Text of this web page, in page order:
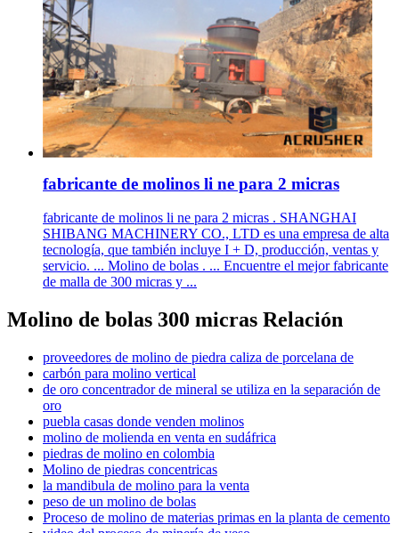
fabricante de molinos li ne para 2 micras
fabricante de molinos li ne para 2 micras . SHANGHAI
SHIBANG MACHINERY CO., LTD es una empresa de alta
tecnología, que también incluye I + D, producción, ventas y
servicio. ... Molino de bolas . ... Encuentre el mejor fabricante
de malla de 300 micras y ...
Molino de bolas 300 micras Relación
proveedores de molino de piedra caliza de porcelana de
carbón para molino vertical
de oro concentrador de mineral se utiliza en la separación de
oro
puebla casas donde venden molinos
molino de molienda en venta en sudáfrica
piedras de molino en colombia
Molino de piedras concentricas
la mandibula de molino para la venta
peso de un molino de bolas
Proceso de molino de materias primas en la planta de cemento